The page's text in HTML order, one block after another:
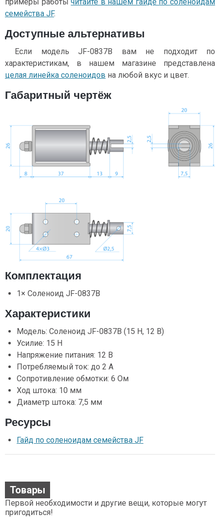
примеры работычитайте в нашем гайде по соленоидам
семейства JF.
Доступные альтернативы
Если модель JF-0837B вам не подходит по
характеристикам, в нашем магазине представлена
целая линейка соленоидов на любой вкус и цвет.
Габаритный чертёж
Комплектация
1× Соленоид JF-0837B
Характеристики
Модель: Соленоид JF-0837B (15 Н, 12 В)
Усилие: 15 Н
Напряжение питания: 12 В
Потребляемый ток: до 2 А
Сопротивление обмотки: 6 Ом
Ход штока: 10 мм
Диаметр штока: 7,5 мм
Ресурсы
Гайд по соленоидам семейства JF
Товары
Первой необходимости и другие вещи, которые могут
пригодиться!